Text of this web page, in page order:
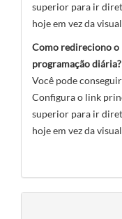
superior para ir
hoje em vez da
Como redireciono o
programação diária?
Você pode
Configura o link
superior para ir
hoje em vez da